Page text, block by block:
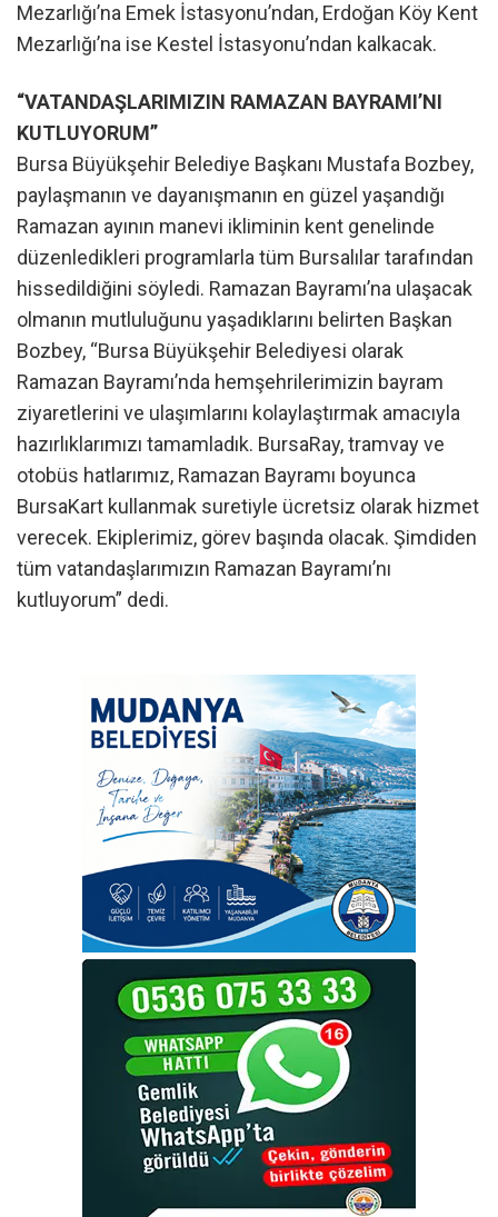
Mezarlığı’na Emek İstasyonu’ndan, Erdoğan Köy Kent
Mezarlığı’na ise Kestel İstasyonu’ndan kalkacak.
“VATANDAŞLARIMIZIN RAMAZAN BAYRAMI’NI
KUTLUYORUM”
Bursa Büyükşehir Belediye Başkanı Mustafa Bozbey,
paylaşmanın ve dayanışmanın en güzel yaşandığı
Ramazan ayının manevi ikliminin kent genelinde
düzenledikleri programlarla tüm Bursalılar tarafından
hissedildiğini söyledi. Ramazan Bayramı’na ulaşacak
olmanın mutluluğunu yaşadıklarını belirten Başkan
Bozbey, “Bursa Büyükşehir Belediyesi olarak
Ramazan Bayramı’nda hemşehrilerimizin bayram
ziyaretlerini ve ulaşımlarını kolaylaştırmak amacıyla
hazırlıklarımızı tamamladık. BursaRay, tramvay ve
otobüs hatlarımız, Ramazan Bayramı boyunca
BursaKart kullanmak suretiyle ücretsiz olarak hizmet
verecek. Ekiplerimiz, görev başında olacak. Şimdiden
tüm vatandaşlarımızın Ramazan Bayramı’nı
kutluyorum” dedi.